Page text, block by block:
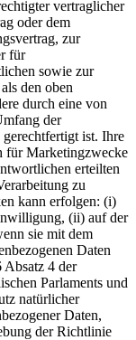
vertraglicher
oder dem
zur
für
sowie zur
den oben
durch eine von
der
ist. Ihre
für Marketingzwecke
erteilten
zu
kann erfolgen: (i)
(ii) auf der
sie mit dem
Daten
4 der
Parlaments und
natürlicher
Daten,
der Richtlinie